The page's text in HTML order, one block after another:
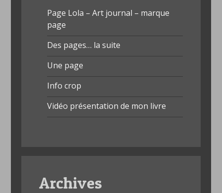
Page Lola – Art journal – marque
page
Des pages… la suite
Une page
Info crop
Vidéo présentation de mon livre
Archives